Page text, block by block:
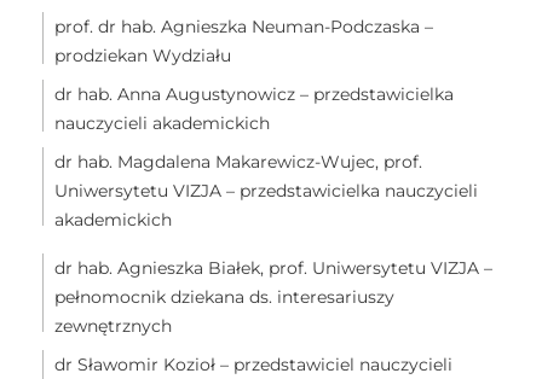
prof. dr hab. Agnieszka Neuman-Podczaska –
prodziekan Wydziału
dr hab. Anna Augustynowicz – przedstawicielka
nauczycieli akademickich
dr hab. Magdalena Makarewicz-Wujec, prof.
Uniwersytetu VIZJA – przedstawicielka nauczycieli
akademickich
dr hab. Agnieszka Białek, prof. Uniwersytetu VIZJA –
pełnomocnik dziekana ds. interesariuszy
zewnętrznych
dr Sławomir Kozioł – przedstawiciel nauczycieli